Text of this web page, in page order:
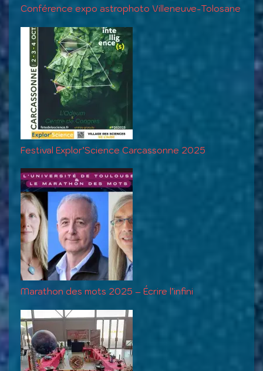
Conférence expo astrophoto Villeneuve-Tolosane
Festival Explor’Science Carcassonne 2025
Marathon des mots 2025 – Écrire l’infini